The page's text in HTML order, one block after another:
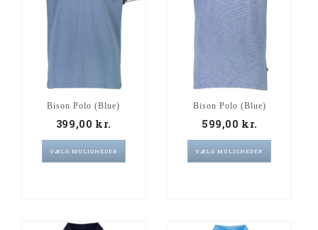
Bison Polo (Blue)
399,00kr.
VÆLG MULIGHEDER
Bison Polo (Blue)
599,00kr.
VÆLG MULIGHEDER